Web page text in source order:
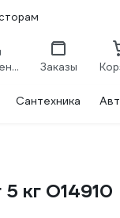
Сравнение Заказы
Сантехника
кг O14910